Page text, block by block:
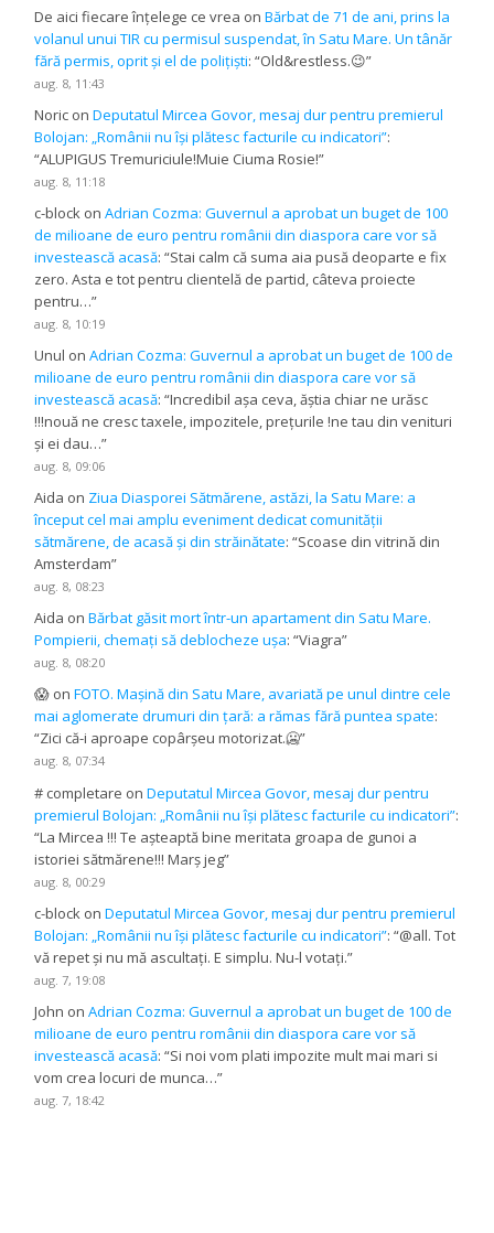
De aici fiecare înțelege ce vrea onBărbat de 71 de ani, prins la
volanul unui TIR cu permisul suspendat, în Satu Mare. Un tânăr
fără permis, oprit și el de polițiști: “Old&restless.😉”
aug. 8, 11:43
Noric onDeputatul Mircea Govor, mesaj dur pentru premierul
Bolojan: „Românii nu își plătesc facturile cu indicatori”:
“ALUPIGUS Tremuriciule!Muie Ciuma Rosie!”
aug. 8, 11:18
c-block onAdrian Cozma: Guvernul a aprobat un buget de 100
de milioane de euro pentru românii din diaspora care vor să
investească acasă: “Stai calm că suma aia pusă deoparte e fix
zero. Asta e tot pentru clientelă de partid, câteva proiecte
pentru…”
aug. 8, 10:19
Unul onAdrian Cozma: Guvernul a aprobat un buget de 100 de
milioane de euro pentru românii din diaspora care vor să
investească acasă: “Incredibil așa ceva, ăștia chiar ne urăsc
!!!nouă ne cresc taxele, impozitele, prețurile !ne tau din venituri
și ei dau…”
aug. 8, 09:06
Aida on Ziua Diasporei Sătmărene, astăzi, la Satu Mare: a
început cel mai amplu eveniment dedicat comunității
sătmărene, de acasă și din străinătate: “Scoase din vitrină din
Amsterdam”
aug. 8, 08:23
Aida onBărbat găsit mort într-un apartament din Satu Mare.
Pompierii, chemați să deblocheze ușa: “Viagra”
aug. 8, 08:20
😱 onFOTO. Mașină din Satu Mare, avariată pe unul dintre cele
mai aglomerate drumuri din țară: a rămas fără puntea spate:
“Zici că-i aproape copârșeu motorizat.🥶”
aug. 8, 07:34
# completare onDeputatul Mircea Govor, mesaj dur pentru
premierul Bolojan: „Românii nu își plătesc facturile cu indicatori”:
“La Mircea !!! Te așteaptă bine meritata groapa de gunoi a
istoriei sătmărene!!! Marș jeg”
aug. 8, 00:29
c-block onDeputatul Mircea Govor, mesaj dur pentru premierul
Bolojan: „Românii nu își plătesc facturile cu indicatori”: “@all. Tot
vă repet și nu mă ascultați. E simplu. Nu-l votați.”
aug. 7, 19:08
John onAdrian Cozma: Guvernul a aprobat un buget de 100 de
milioane de euro pentru românii din diaspora care vor să
investească acasă: “Si noi vom plati impozite mult mai mari si
vom crea locuri de munca…”
aug. 7, 18:42